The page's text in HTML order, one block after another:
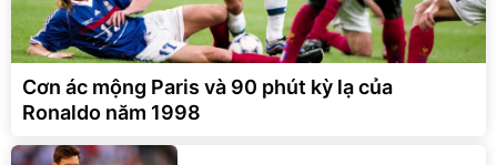
Cơn ác mộng Paris và 90 phút kỳ lạ của
Ronaldo năm 1998